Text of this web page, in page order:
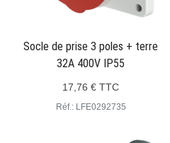
Socle de prise 3 poles + terre
32A 400V IP55
17,76 € TTC
Réf.: LFE0292735